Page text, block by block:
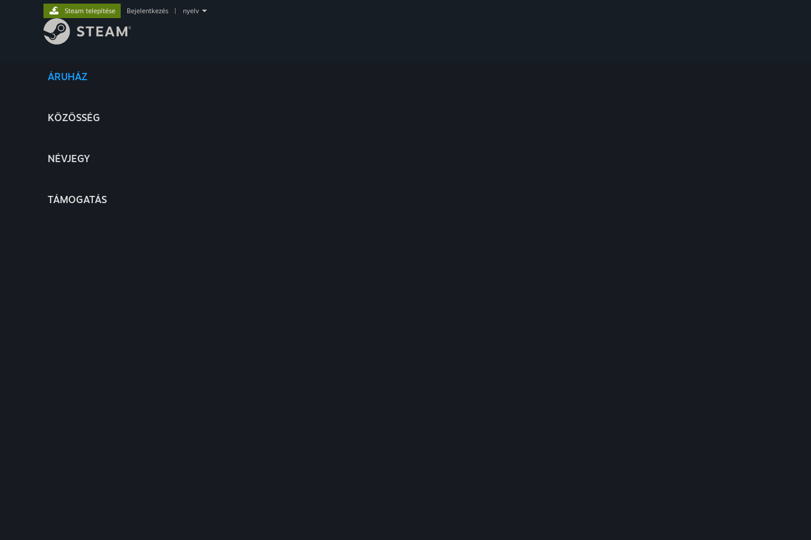
ÁRUHÁZ
KÖZÖSSÉG
NÉVJEGY
TÁMOGATÁS
Steam telepítése Bejelentkezés nyelv